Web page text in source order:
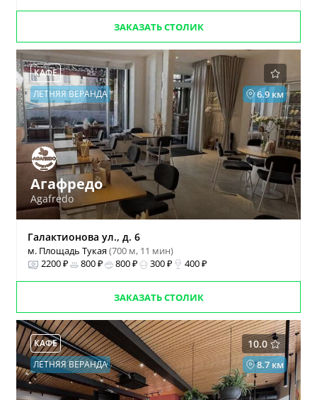
ЗАКАЗАТЬ СТОЛИК
КАФЕ
6.9 км
ЛЕТНЯЯ ВЕРАНДА
Агафредо
Agafredo
Галактионова ул., д. 6
м. Площадь Тукая(700 м, 11 мин)
2200 ₽
800 ₽ 800 ₽ 300 ₽ 400 ₽
ЗАКАЗАТЬ СТОЛИК
10.0
КАФЕ
8.7 км
ЛЕТНЯЯ ВЕРАНДА